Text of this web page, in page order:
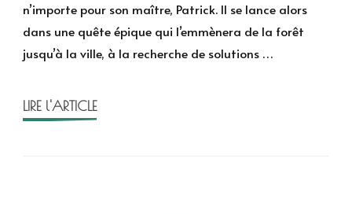
Todd-
Stanton
et
n’importe pour son maître, Patrick. Il se lance alors
dans une quête épique qui l’emmènera de la forêt
jusqu’à la ville, à la recherche de solutions …
LIRE l'ARTICLE